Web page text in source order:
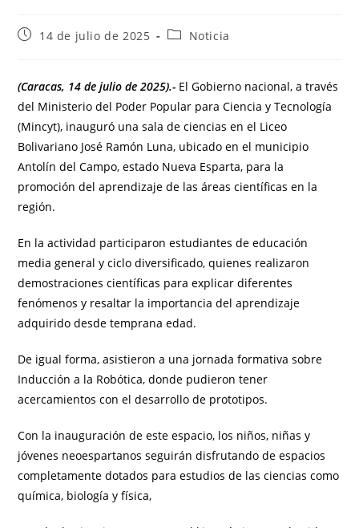
14 de julio de 2025 Noticia
(Caracas, 14 de julio de 2025).- El Gobierno nacional, a través
del Ministerio del Poder Popular para Ciencia y Tecnología
(Mincyt), inauguró una sala de ciencias en el Liceo
Bolivariano José Ramón Luna, ubicado en el municipio
Antolín del Campo, estado Nueva Esparta, para la
promoción del aprendizaje de las áreas científicas en la
región.
En la actividad participaron estudiantes de educación
media general y ciclo diversificado, quienes realizaron
demostraciones científicas para explicar diferentes
fenómenos y resaltar la importancia del aprendizaje
adquirido desde temprana edad.
De igual forma, asistieron a una jornada formativa sobre
Inducción a la Robótica, donde pudieron tener
acercamientos con el desarrollo de prototipos.
Con la inauguración de este espacio, los niños, niñas y
jóvenes neoespartanos seguirán disfrutando de espacios
completamente dotados para estudios de las ciencias como
química, biología y física,